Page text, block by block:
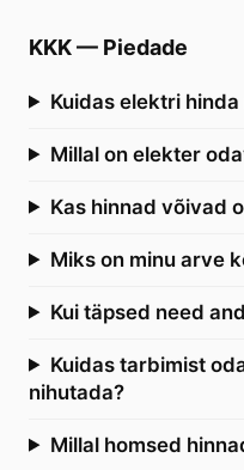
KKK— Piedade
Kuidas elektri
Millal on elekter
Kas hinnad võivad
Miks on minu arve
Kui täpsed need
Kuidas tarbimist
nihutada?
Millal homsed